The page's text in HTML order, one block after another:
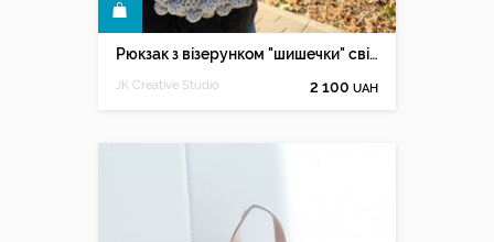
Рюкзак з візерунком "шишечки" світло-сірий
JK Creative Studio 2 100 UAH